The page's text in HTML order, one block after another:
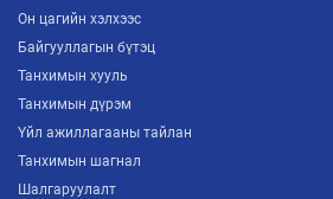
Он цагийн хэлхээс
Байгууллагын бүтэц
Танхимын хууль
Танхимын дүрэм
Үйл ажиллагааны тайлан
Танхимын шагнал
Шалгаруулалт